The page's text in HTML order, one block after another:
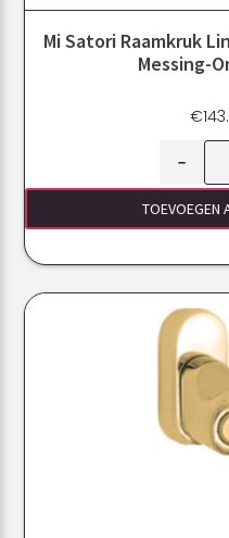
Mi Satori Raamkruk
Messing-
€
-
TOEVOEGEN